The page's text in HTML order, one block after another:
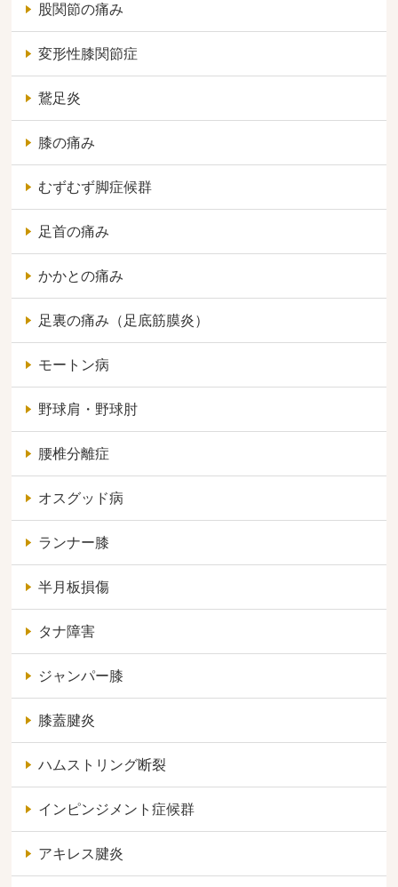
股関節の痛み
変形性膝関節症
鵞足炎
膝の痛み
むずむず脚症候群
足首の痛み
かかとの痛み
足裏の痛み（足底筋膜炎）
モートン病
野球肩・野球肘
腰椎分離症
オスグッド病
ランナー膝
半月板損傷
タナ障害
ジャンパー膝
膝蓋腱炎
ハムストリング断裂
インピンジメント症候群
アキレス腱炎